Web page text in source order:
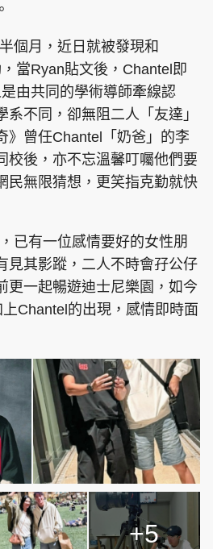
個月，近日就被發現和
當Ryan貼文後，Chantel即
由共同的學術導師牽線認
不同，卻無阻二人「友達」
》曾任Chantel「奶爸」的李
校後，亦不忘溫馨叮囑他們要
民無限猜想，更笑指克勤就快
已有一位感情要好的女性朋
見其影蹤，二人不時會孖公仔
更一起暢遊迪士尼樂園，如今
Chantel的出現，感情即時面
+5